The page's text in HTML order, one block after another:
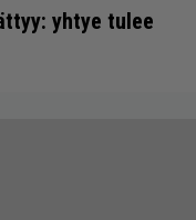
yhtye tulee